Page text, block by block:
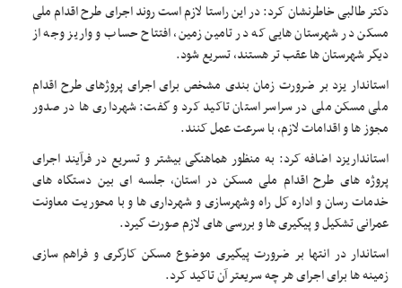
دکتر طالبی خاطرنشان کرد: در این راستا لازم است روند اجرای طرح اقدام ملی
مسکن در شهرستان هایی که در تامین زمین، افتتاح حساب و واریز وجه از
دیگر شهرستان ها عقب تر هستند، تسریع شود.
استاندار یزد بر ضرورت زمان بندی مشخص برای اجرای پروژهای طرح اقدام
ملی مسکن ملی در سراسر استان تاکید کرد و گفت: شهرداری ها در صدور
مجوز ها و اقدامات لازم، با سرعت عمل کنند.
استانداریزد اضافه کرد: به منظور هماهنگی بیشتر و تسریع در فرآیند اجرای
پروژه های طرح اقدام ملی مسکن در استان، جلسه ای بین دستگاه های
خدمات رسان و اداره کل راه وشهرسازی و شهرداری ها و با محوریت معاونت
عمرانی تشکیل و پیگیری ها و بررسی های لازم صورت گیرد.
استاندار در انتها بر ضرورت پیگیری موضوع مسکن کارگری و فراهم سازی
زمینه ها برای اجرای هر چه سریعتر آن تاکید کرد.